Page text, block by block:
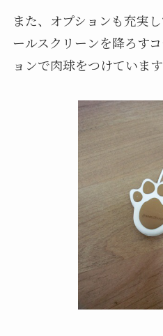
また、オプションも充実
ールスクリーンを降ろす
ョンで肉球をつけています